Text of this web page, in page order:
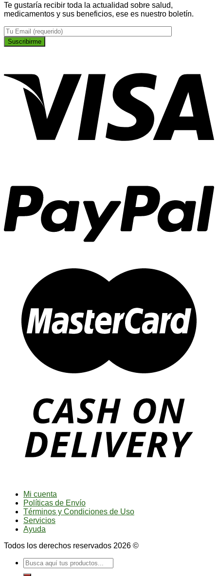
Te gustaría recibir toda la actualidad sobre salud,
medicamentos y sus beneficios, ese es nuestro boletín.
Mi cuenta
Políticas de Envío
Términos y Condiciones de Uso
Servicios
Ayuda
Todos los derechos reservados 2026 ©
Buscar
por: